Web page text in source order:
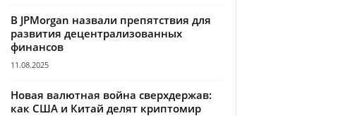
В JPMorgan назвали препятствия для
развития децентрализованных
финансов
11.08.2025
Новая валютная война сверхдержав:
как США и Китай делят криптомир